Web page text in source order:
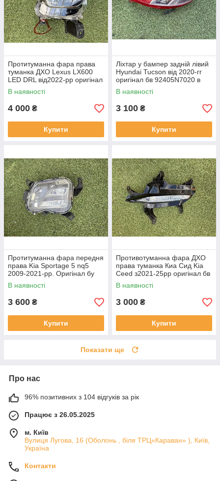
Протитуманна фара права
туманка ДХО Lexus LX600
LED DRL від2022-рр оригінал
бв відсутнє одно кріплення
В наявності
4 000 ₴
Купити
Ліхтар у бампер задній лівий
Hyundai Tucson від 2020-гг
оригінал бв 92405N7020 в
нормальному стані
В наявності
3 100 ₴
Купити
Протитуманна фара передня
права Kia Sportage 5 nq5
2009-2021-рр. Оригінал бу
92202R2000 проклеєна
тріщина скла в непомітному
місці
В наявності
3 600 ₴
Купити
Противотуманна фара ДХО
права туманка Киа Сид Kia
Ceed з2021-25рр оригінал бв
92207J7500 ціла
В наявності
3 000 ₴
Купити
Показати ще
Про нас
96% позитивних з 104 відгуків за рік
Працює з 26.05.2025
м. Київ
Вулиця Лугова, 16 (Оболонь , біля ТРЦ«Караван» ), Київ,
Україна
Контакти